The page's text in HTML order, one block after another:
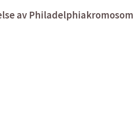
av Philadelphiakromosom